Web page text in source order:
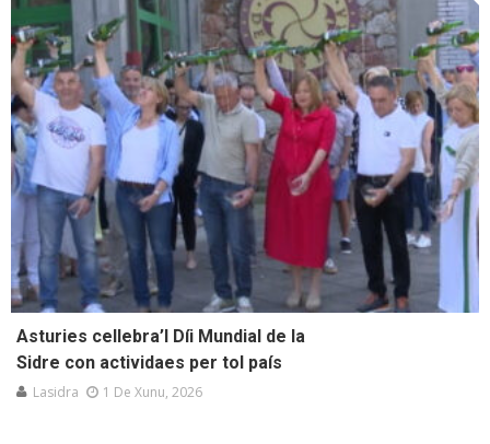
Asturies cellebra’l Díi Mundial de la
Sidre con actividaes per tol país
Lasidra 1 De Xunu, 2026